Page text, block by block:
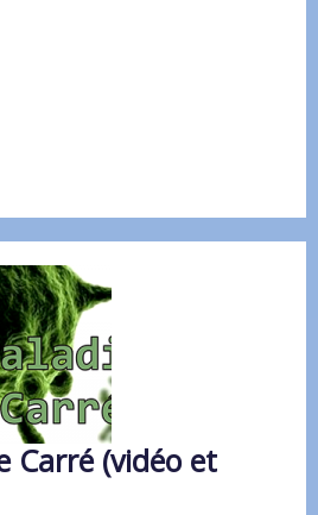
Carré (vidéo et